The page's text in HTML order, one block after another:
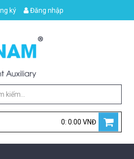
ký Đăng nhập
0: 0.00 VNĐ